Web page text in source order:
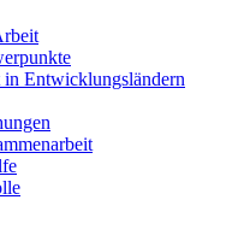
in Entwicklungsländern